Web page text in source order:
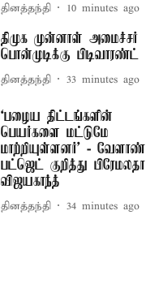
தினத்தந்தி 10 minutes ago
திமுக முன்னாள் அமைச்சர்
பொன்முடிக்கு பிடிவாரண்ட்
தினத்தந்தி 33 minutes ago
‘பழைய திட்டங்களின்
பெயர்களை மட்டுமே
மாற்றியுள்ளனர்’ - வேளாண்
பட்ஜெட் குறித்து பிரேமலதா
விஜயகாந்த்
தினத்தந்தி 34 minutes ago